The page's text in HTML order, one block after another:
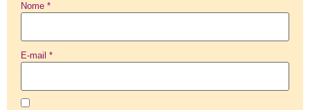
Nome *
E-mail *